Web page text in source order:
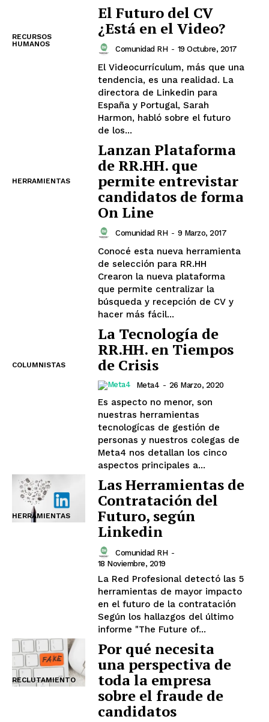
RECURSOS
HUMANOS
El Futuro del CV
¿Está en el Video?
Comunidad RH - 19 Octubre, 2017
El Videocurrículum, más que una
tendencia, es una realidad. La
directora de Linkedin para
España y Portugal, Sarah
Harmon, habló sobre el futuro
de los...
HERRAMIENTAS
Lanzan Plataforma
de RR.HH. que
permite entrevistar
candidatos de forma
On Line
Comunidad RH - 9 Marzo, 2017
Conocé esta nueva herramienta
de selección para RR.HH
Crearon la nueva plataforma
que permite centralizar la
búsqueda y recepción de CV y
hacer más fácil...
COLUMNISTAS
La Tecnología de
RR.HH. en Tiempos
de Crisis
Meta4 - 26 Marzo, 2020
Es aspecto no menor, son
nuestras herramientas
tecnologícas de gestión de
personas y nuestros colegas de
Meta4 nos detallan los cinco
aspectos principales a...
HERRAMIENTAS
Las Herramientas de
Contratación del
Futuro, según
Linkedin
Comunidad RH -
18 Noviembre, 2019
La Red Profesional detectó las 5
herramientas de mayor impacto
en el futuro de la contratación
Según los hallazgos del último
informe "The Future of...
RECLUTAMIENTO
Por qué necesita
una perspectiva de
toda la empresa
sobre el fraude de
candidatos